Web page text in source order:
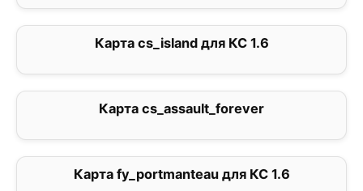
Карта cs_island для КС 1.6
Карта cs_assault_forever
Карта fy_portmanteau для КС 1.6